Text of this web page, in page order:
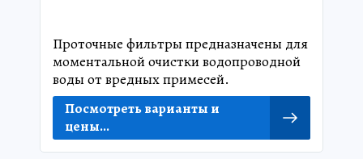
Проточные фильтры предназначены для
моментальной очистки водопроводной
воды от вредных примесей.
Посмотреть варианты и
цены...